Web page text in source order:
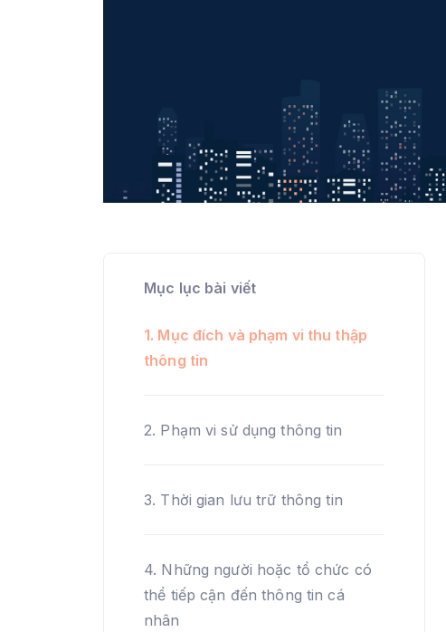
Mục lục bài viết
1. Mục đích và phạm vi thu thập
thông tin
2. Phạm vi sử dụng thông tin
3. Thời gian lưu trữ thông tin
4. Những người hoặc tổ chức có
thể tiếp cận đến thông tin cá
nhân